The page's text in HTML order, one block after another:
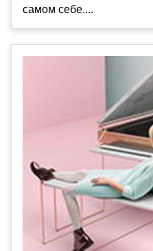
самом себе....